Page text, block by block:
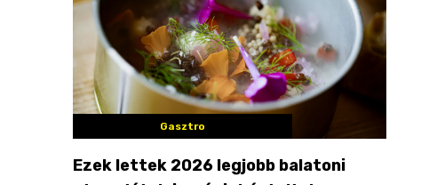
Gasztro
Ezek lettek 2026 legjobb balatoni